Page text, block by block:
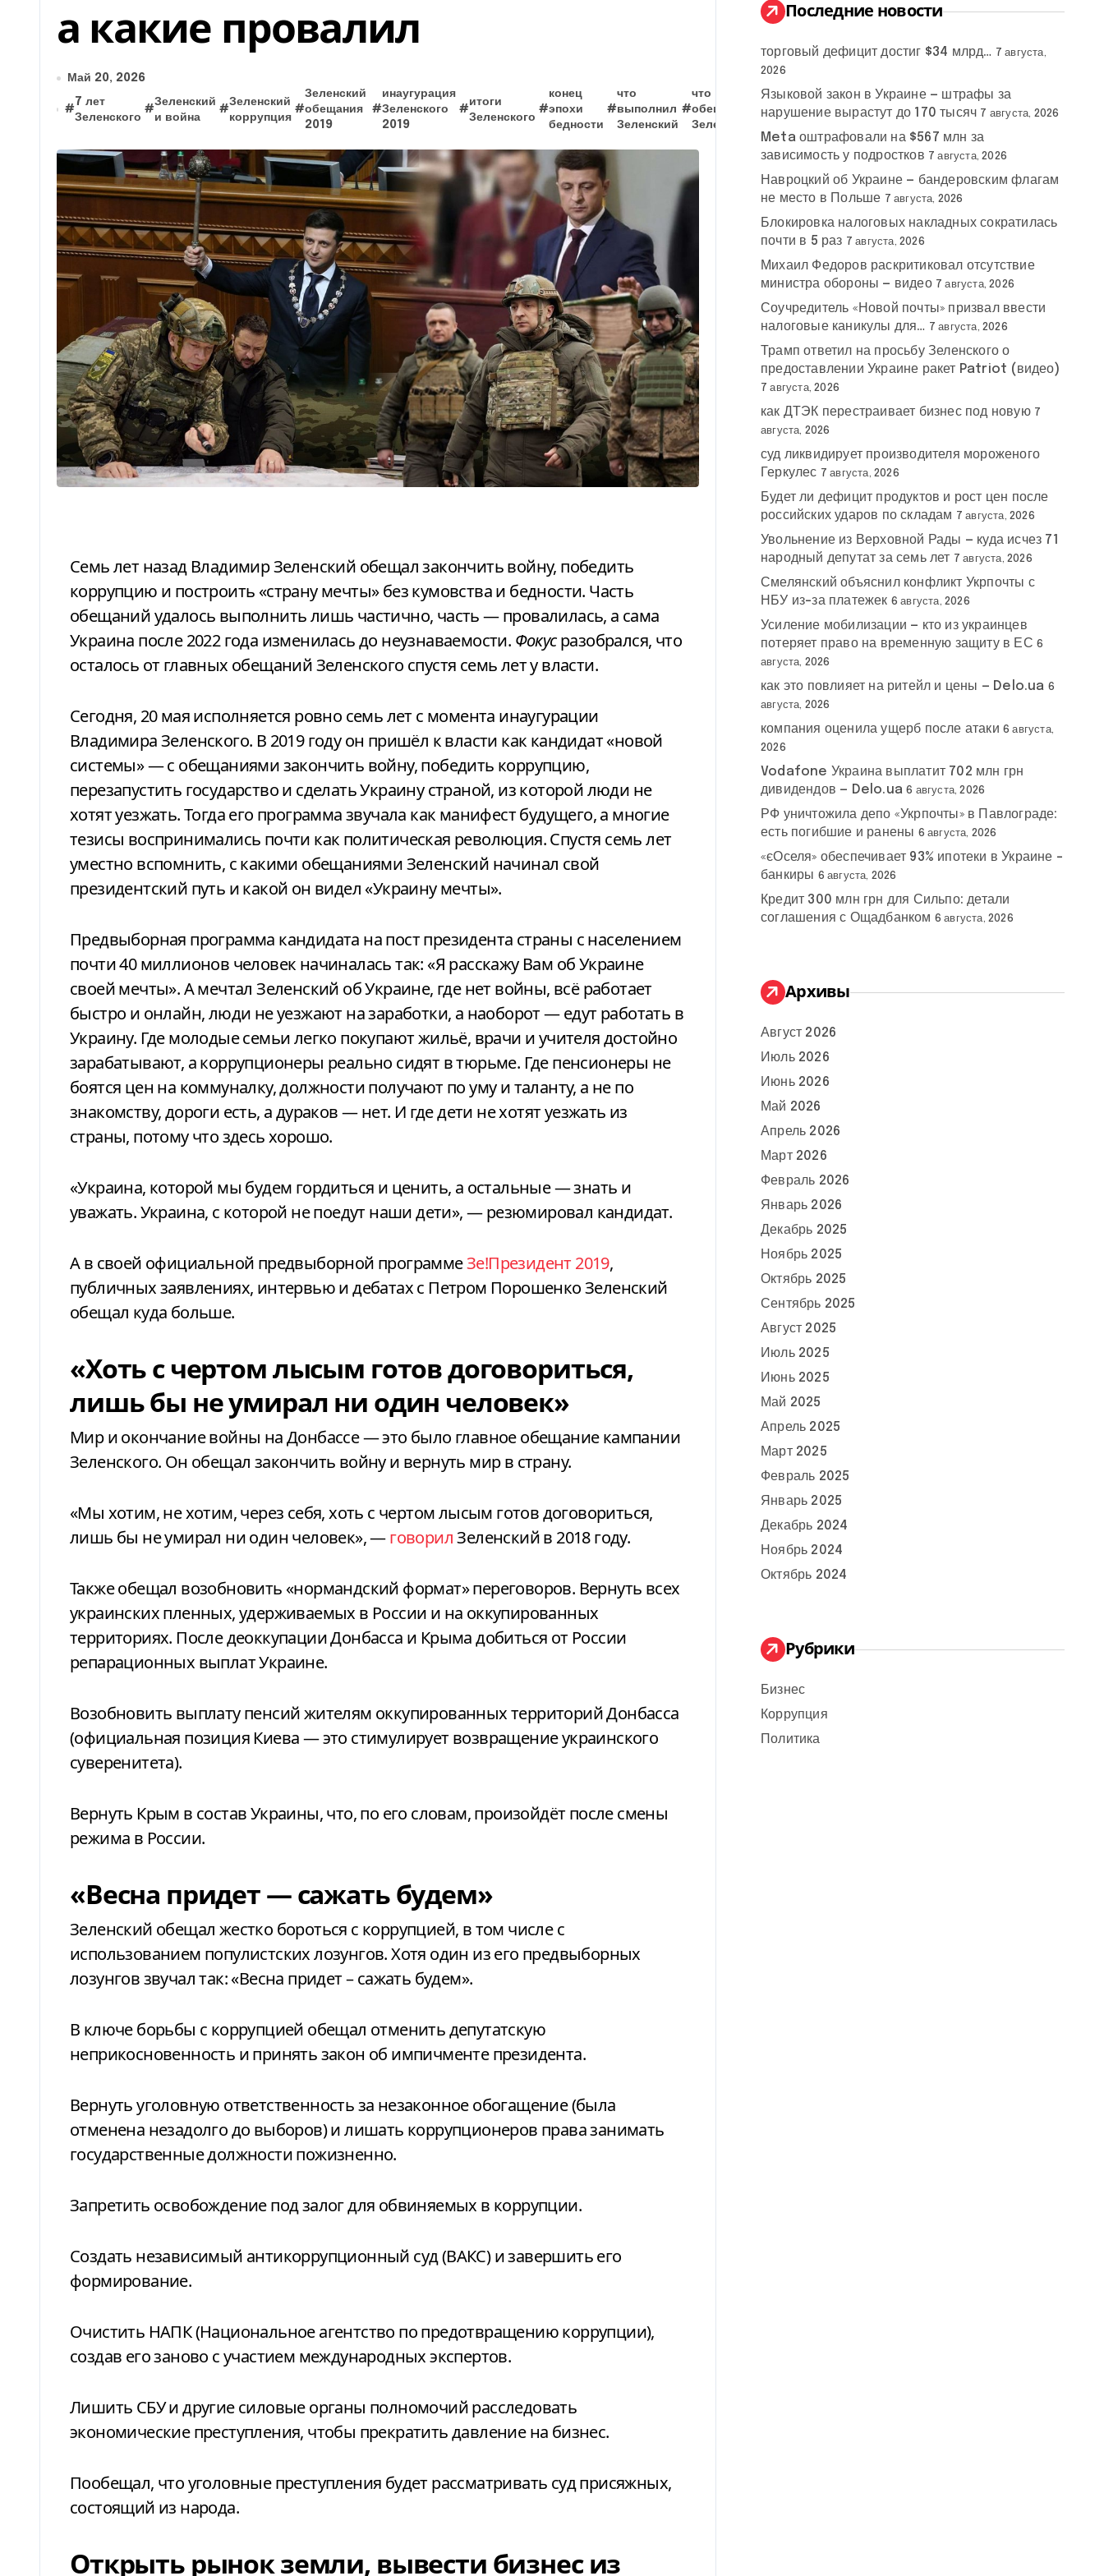
а какие провалил
Май 20, 2026
#
7 лет
Зеленского
#
Зеленский
и война
#
Зеленский
коррупция
#
Зеленский
обещания
2019
#
инаугурация
Зеленского
2019
#
итоги
Зеленского
#
конец
эпохи
бедности
#
что
выполнил
Зеленский
#
что
обещал
Зеленский
Семь лет назад Владимир Зеленский обещал закончить войну, победить
коррупцию и построить «страну мечты» без кумовства и бедности. Часть
обещаний удалось выполнить лишь частично, часть — провалилась, а сама
Украина после 2022 года изменилась до неузнаваемости. Фокусразобрался, что
осталось от главных обещаний Зеленского спустя семь лет у власти.
Сегодня, 20 мая исполняется ровно семь лет с момента инаугурации
Владимира Зеленского. В 2019 году он пришёл к власти как кандидат «новой
системы» — с обещаниями закончить войну, победить коррупцию,
перезапустить государство и сделать Украину страной, из которой люди не
хотят уезжать. Тогда его программа звучала как манифест будущего, а многие
тезисы воспринимались почти как политическая революция. Спустя семь лет
уместно вспомнить, с какими обещаниями Зеленский начинал свой
президентский путь и какой он видел «Украину мечты».
Предвыборная программа кандидата на пост президента страны с населением
почти 40 миллионов человек начиналась так: «Я расскажу Вам об Украине
своей мечты». А мечтал Зеленский об Украине, где нет войны, всё работает
быстро и онлайн, люди не уезжают на заработки, а наоборот — едут работать в
Украину. Где молодые семьи легко покупают жильё, врачи и учителя достойно
зарабатывают, а коррупционеры реально сидят в тюрьме. Где пенсионеры не
боятся цен на коммуналку, должности получают по уму и таланту, а не по
знакомству, дороги есть, а дураков — нет. И где дети не хотят уезжать из
страны, потому что здесь хорошо.
«Украина, которой мы будем гордиться и ценить, а остальные — знать и
уважать. Украина, с которой не поедут наши дети», — резюмировал кандидат.
А в своей официальной предвыборной программеЗе!Президент 2019,
публичных заявлениях, интервью и дебатах с Петром Порошенко Зеленский
обещал куда больше.
«Хоть с чертом лысым готов договориться,
лишь бы не умирал ни один человек»
Мир и окончание войны на Донбассе — это было главное обещание кампании
Зеленского. Он обещал закончить войну и вернуть мир в страну.
«Мы хотим, не хотим, через себя, хоть с чертом лысым готов договориться,
лишь бы не умирал ни один человек», —говорилЗеленский в 2018 году.
Также обещал возобновить «нормандский формат» переговоров. Вернуть всех
украинских пленных, удерживаемых в России и на оккупированных
территориях. После деоккупации Донбасса и Крыма добиться от России
репарационных выплат Украине.
Возобновить выплату пенсий жителям оккупированных территорий Донбасса
(официальная позиция Киева — это стимулирует возвращение украинского
суверенитета).
Вернуть Крым в состав Украины, что, по его словам, произойдёт после смены
режима в России.
«Весна придет — сажать будем»
Зеленский обещал жестко бороться с коррупцией, в том числе с
использованием популистских лозунгов. Хотя один из его предвыборных
лозунгов звучал так: «Весна придет – сажать будем».
В ключе борьбы с коррупцией обещал отменить депутатскую
неприкосновенность и принять закон об импичменте президента.
Вернуть уголовную ответственность за незаконное обогащение (была
отменена незадолго до выборов) и лишать коррупционеров права занимать
государственные должности пожизненно.
Запретить освобождение под залог для обвиняемых в коррупции.
Создать независимый антикоррупционный суд (ВАКС) и завершить его
формирование.
Очистить НАПК (Национальное агентство по предотвращению коррупции),
создав его заново с участием международных экспертов.
Лишить СБУ и другие силовые органы полномочий расследовать
экономические преступления, чтобы прекратить давление на бизнес.
Пообещал, что уголовные преступления будет рассматривать суд присяжных,
состоящий из народа.
Открыть рынок земли, вывести бизнес из
:
Последние новости
торговый дефицит достиг $34 млрд… 7 августа,
2026
Языковой закон в Украине — штрафы за
нарушение вырастут до 170 тысяч 7 августа, 2026
Meta оштрафовали на $567 млн за
зависимость у подростков 7 августа, 2026
Навроцкий об Украине — бандеровским флагам
не место в Польше 7 августа, 2026
Блокировка налоговых накладных сократилась
почти в 5 раз 7 августа, 2026
Михаил Федоров раскритиковал отсутствие
министра обороны — видео 7 августа, 2026
Соучредитель «Новой почты» призвал ввести
налоговые каникулы для… 7 августа, 2026
Трамп ответил на просьбу Зеленского о
предоставлении Украине ракет Patriot (видео)
7 августа, 2026
как ДТЭК перестраивает бизнес под новую 7
августа, 2026
суд ликвидирует производителя мороженого
Геркулес 7 августа, 2026
Будет ли дефицит продуктов и рост цен после
российских ударов по складам 7 августа, 2026
Увольнение из Верховной Рады — куда исчез 71
народный депутат за семь лет 7 августа, 2026
Смелянский объяснил конфликт Укрпочты с
НБУ из-за платежек 6 августа, 2026
Усиление мобилизации — кто из украинцев
потеряет право на временную защиту в ЕС 6
августа, 2026
как это повлияет на ритейл и цены — Delo.ua 6
августа, 2026
компания оценила ущерб после атаки 6 августа,
2026
Vodafone Украина выплатит 702 млн грн
дивидендов — Delo.ua 6 августа, 2026
РФ уничтожила депо «Укрпочты» в Павлограде:
есть погибшие и ранены 6 августа, 2026
«єОселя» обеспечивает 93% ипотеки в Украине –
банкиры 6 августа, 2026
Кредит 300 млн грн для Сильпо: детали
соглашения с Ощадбанком 6 августа, 2026
Архивы
Август 2026
Июль 2026
Июнь 2026
Май 2026
Апрель 2026
Март 2026
Февраль 2026
Январь 2026
Декабрь 2025
Ноябрь 2025
Октябрь 2025
Сентябрь 2025
Август 2025
Июль 2025
Июнь 2025
Май 2025
Апрель 2025
Март 2025
Февраль 2025
Январь 2025
Декабрь 2024
Ноябрь 2024
Октябрь 2024
Рубрики
Бизнес
Коррупция
Политика